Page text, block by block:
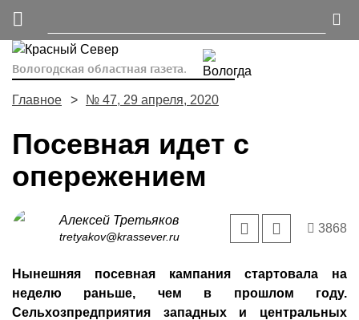
Вологодская областная газета.
Главное № 47, 29 апреля, 2020
Посевная идет с
опережением
Алексей Третьяков
tretyakov@krassever.ru
3868
Нынешняя посевная кампания стартовала на
неделю раньше, чем в прошлом году.
Сельхозпредприятия западных и центральных